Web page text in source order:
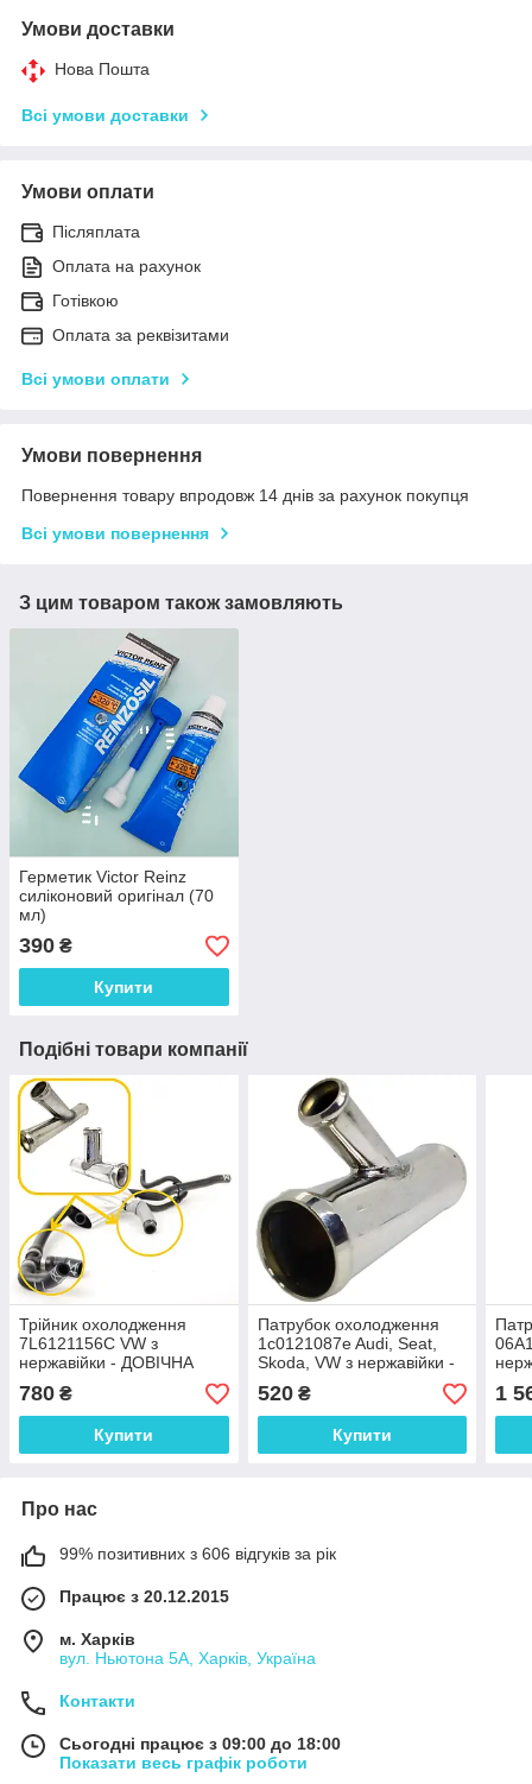
Умови доставки
Нова Пошта
Всі умови доставки
Умови оплати
Післяплата
Оплата на рахунок
Готівкою
Оплата за реквізитами
Всі умови оплати
Умови повернення
Повернення товару впродовж 14 днів за рахунок покупця
Всі умови повернення
З цим товаром також замовляють
Герметик Victor Reinz
силіконовий оригінал (70
мл)
390 ₴
Купити
Подібні товари компанії
Трійник охолодження
7L6121156C VW з
нержавійки - ДОВІЧНА
780 ₴
Купити
Патрубок охолодження
1c0121087e Audi, Seat,
Skoda, VW з нержавійки -
520₴
Купити
1
Про нас
99% позитивних з 606 відгуків за рік
Працює з 20.12.2015
м. Харків
вул. Ньютона 5А, Харків, Україна
Контакти
Сьогодні працює з 09:00 до 18:00
Показати весь графік роботи